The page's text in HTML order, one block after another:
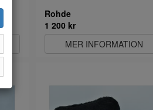
Rohde
1 200 kr
MER INFORMATION